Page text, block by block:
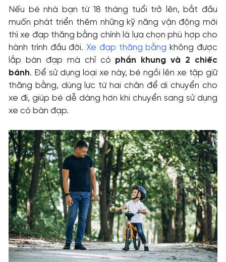
Nếu bé nhà bạn từ 18 tháng tuổi trở lên, bắt đầu
muốn phát triển thêm những kỹ năng vận động mới
thì xe đạp thăng bằng chính là lựa chọn phù hợp cho
hành trình đầu đời.Xe đạp thăng bằng không được
lắp bàn đạp mà chỉ có phần khung và 2 chiếc
bánh. Để sử dụng loại xe này, bé ngồi lên xe tập giữ
thăng bằng, dùng lực từ hai chân để di chuyển cho
xe đi, giúp bé dễ dàng hơn khi chuyển sang sử dụng
xe có bàn đạp.